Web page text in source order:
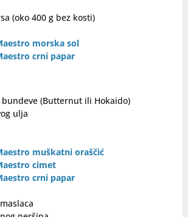
(oko 400 g bez kosti)
morska sol
crni papar
bundeve (Butternut ili Hokaido)
ulja
muškatni oraščić
cimet
crni papar